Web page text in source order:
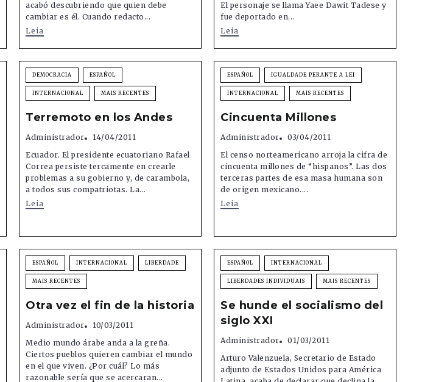
acabó descubriendo que quien debe
cambiar es él. Cuando redacto...
Leia
El personaje se llama Yaee Dawit Tadese y
fue deportado en...
Leia
DEMOCRACIA ESPAÑOL
INTERNACIONAL MAIS RECENTES
Terremoto en los Andes
Administrador
14/04/2011
Ecuador. El presidente ecuatoriano Rafael
Correa persiste tercamente en crearle
problemas a su gobierno y, de carambola,
a todos sus compatriotas. La...
Leia
ESPAÑOL IGUALDADE PERANTE A LEI
INTERNACIONAL MAIS RECENTES
Cincuenta Millones
Administrador
03/04/2011
El censo norteamericano arroja la cifra de
cincuenta millones de “hispanos”. Las dos
terceras partes de esa masa humana son
de origen mexicano....
Leia
ESPAÑOL INTERNACIONAL LIBERDADE
MAIS RECENTES
Otra vez el fin de la historia
Administrador
10/03/2011
Medio mundo árabe anda a la greña.
Ciertos pueblos quieren cambiar el mundo
en el que viven. ¿Por cuál? Lo más
razonable sería que se acercaran...
ESPAÑOL INTERNACIONAL
LIBERDADES INDIVIDUAIS MAIS RECENTES
Se hunde el socialismo del
siglo XXI
Administrador
01/03/2011
Arturo Valenzuela, Secretario de Estado
adjunto de Estados Unidos para América